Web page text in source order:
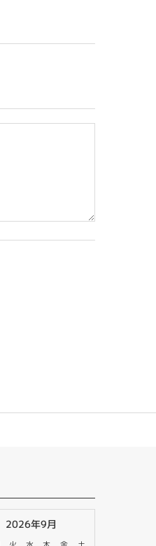
2026年9月